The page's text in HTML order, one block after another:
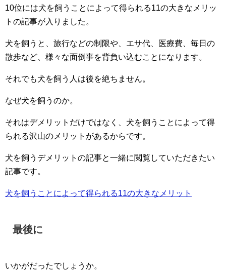
10位には犬を飼うことによって得られる11の大きなメリッ
トの記事が入りました。
犬を飼うと、旅行などの制限や、エサ代、医療費、毎日の
散歩など、様々な面倒事を背負い込むことになります。
それでも犬を飼う人は後を絶ちません。
なぜ犬を飼うのか。
それはデメリットだけではなく、犬を飼うことによって得
られる沢山のメリットがあるからです。
犬を飼うデメリットの記事と一緒に閲覧していただきたい
記事です。
犬を飼うことによって得られる11の大きなメリット
最後に
いかがだったでしょうか。